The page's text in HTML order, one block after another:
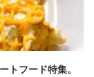
フード特集。